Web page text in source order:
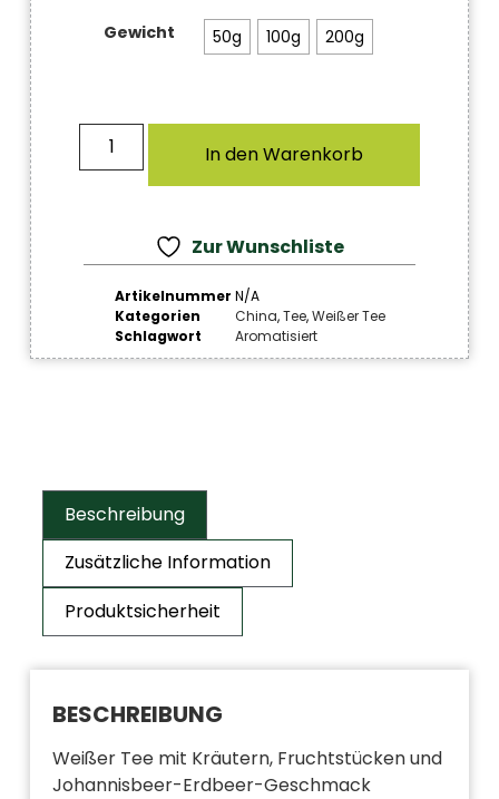
Gewicht 50g 100g 200g
In den Warenkorb
Zur Wunschliste
Artikelnummer N/A
Kategorien
China,Tee,Weißer Tee
Schlagwort
Aromatisiert
Beschreibung
Zusätzliche Information
Produktsicherheit
BESCHREIBUNG
Weißer Tee mit Kräutern, Fruchtstücken und
Johannisbeer-Erdbeer-Geschmack